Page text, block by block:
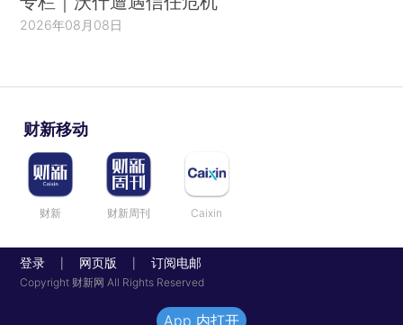
2026年08月08日
财新移动
财新 财新周刊 Caixin
登录 网页版 订阅电邮
Copyright 财新网 All Rights Reserved
App 内打开